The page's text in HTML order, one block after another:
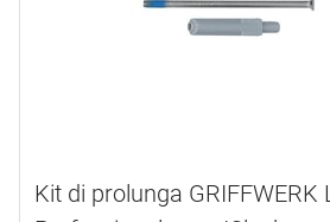
Kit di prolunga GRIFFWERK